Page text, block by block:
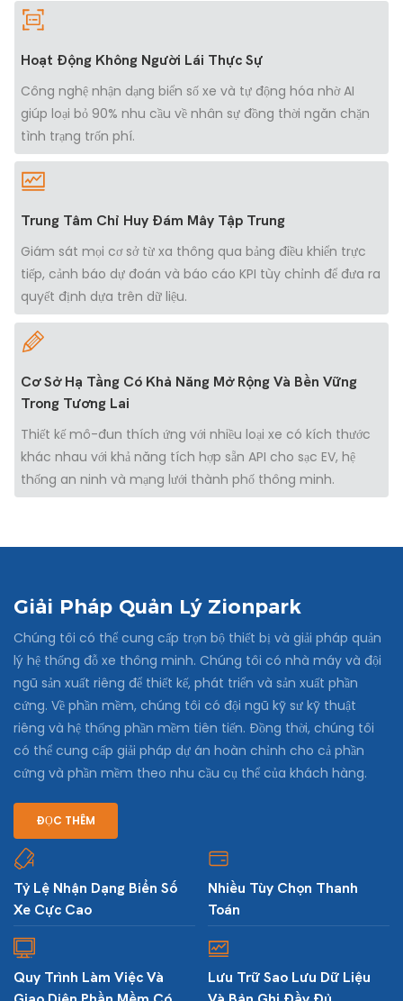
Hoạt Động Không Người Lái Thực Sự
Công nghệ nhận dạng biển số xe và tự động hóa nhờ AI
giúp loại bỏ 90% nhu cầu về nhân sự đồng thời ngăn chặn
tình trạng trốn phí.
Trung Tâm Chỉ Huy Đám Mây Tập Trung
Giám sát mọi cơ sở từ xa thông qua bảng điều khiển trực
tiếp, cảnh báo dự đoán và báo cáo KPI tùy chỉnh để đưa ra
quyết định dựa trên dữ liệu.
Cơ Sở Hạ Tầng Có Khả Năng Mở Rộng Và Bền Vững
Trong Tương Lai
Thiết kế mô-đun thích ứng với nhiều loại xe có kích thước
khác nhau với khả năng tích hợp sẵn API cho sạc EV, hệ
thống an ninh và mạng lưới thành phố thông minh.
Giải Pháp Quản Lý Zionpark
Chúng tôi có thể cung cấp trọn bộ thiết bị và giải pháp quản
lý hệ thống đỗ xe thông minh. Chúng tôi có nhà máy và đội
ngũ sản xuất riêng để thiết kế, phát triển và sản xuất phần
cứng. Về phần mềm, chúng tôi có đội ngũ kỹ sư kỹ thuật
riêng và hệ thống phần mềm tiên tiến. Đồng thời, chúng tôi
có thể cung cấp giải pháp dự án hoàn chỉnh cho cả phần
cứng và phần mềm theo nhu cầu cụ thể của khách hàng.
ĐỌC THÊM
Tỷ Lệ Nhận Dạng Biển Số
Xe Cực Cao
Nhiều Tùy Chọn Thanh
Toán
Quy Trình Làm Việc Và
Lưu Trữ Sao Lưu Dữ Liệu